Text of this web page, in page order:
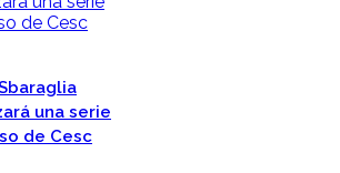
una serie
de Cesc